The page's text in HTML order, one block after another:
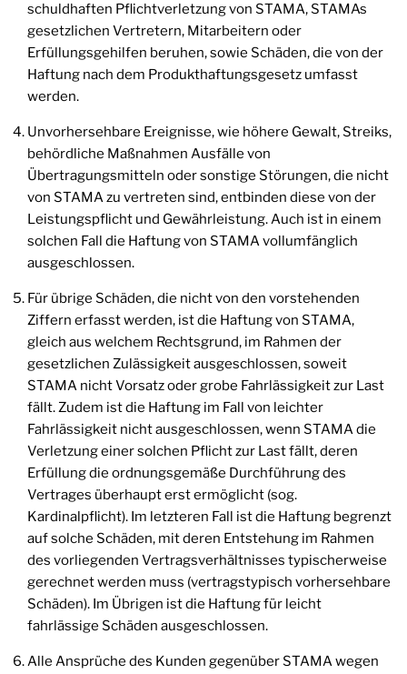
schuldhaften Pflichtverletzung von STAMA, STAMAs
gesetzlichen Vertretern, Mitarbeitern oder
Erfüllungsgehilfen beruhen, sowie Schäden, die von der
Haftung nach dem Produkthaftungsgesetz umfasst
werden.
Unvorhersehbare Ereignisse, wie höhere Gewalt, Streiks,
behördliche Maßnahmen Ausfälle von
Übertragungsmitteln oder sonstige Störungen, die nicht
von STAMA zu vertreten sind, entbinden diese von der
Leistungspflicht und Gewährleistung. Auch ist in einem
solchen Fall die Haftung von STAMA vollumfänglich
ausgeschlossen.
Für übrige Schäden, die nicht von den vorstehenden
Ziffern erfasst werden, ist die Haftung von STAMA,
gleich aus welchem Rechtsgrund, im Rahmen der
gesetzlichen Zulässigkeit ausgeschlossen, soweit
STAMA nicht Vorsatz oder grobe Fahrlässigkeit zur Last
fällt. Zudem ist die Haftung im Fall von leichter
Fahrlässigkeit nicht ausgeschlossen, wenn STAMA die
Verletzung einer solchen Pflicht zur Last fällt, deren
Erfüllung die ordnungsgemäße Durchführung des
Vertrages überhaupt erst ermöglicht (sog.
Kardinalpflicht). Im letzteren Fall ist die Haftung begrenzt
auf solche Schäden, mit deren Entstehung im Rahmen
des vorliegenden Vertragsverhältnisses typischerweise
gerechnet werden muss (vertragstypisch vorhersehbare
Schäden). Im Übrigen ist die Haftung für leicht
fahrlässige Schäden ausgeschlossen.
Alle Ansprüche des Kunden gegenüber STAMA wegen